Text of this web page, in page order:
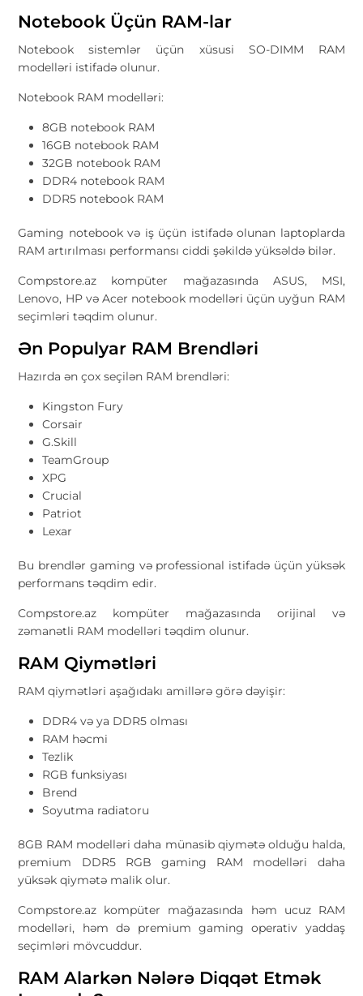
Notebook Üçün RAM-lar
Notebook sistemlər üçün xüsusi SO-DIMM RAM
modelləri istifadə olunur.
Notebook RAM modelləri:
8GB notebook RAM
16GB notebook RAM
32GB notebook RAM
DDR4 notebook RAM
DDR5 notebook RAM
Gaming notebook və iş üçün istifadə olunan laptoplarda
RAM artırılması performansı ciddi şəkildə yüksəldə bilər.
Compstore.az kompüter mağazasında ASUS, MSI,
Lenovo, HP və Acer notebook modelləri üçün uyğun RAM
seçimləri təqdim olunur.
Ən Populyar RAM Brendləri
Hazırda ən çox seçilən RAM brendləri:
Kingston Fury
Corsair
G.Skill
TeamGroup
XPG
Crucial
Patriot
Lexar
Bu brendlər gaming və professional istifadə üçün yüksək
performans təqdim edir.
Compstore.az kompüter mağazasında orijinal və
zəmanətli RAM modelləri təqdim olunur.
RAM Qiymətləri
RAM qiymətləri aşağıdakı amillərə görə dəyişir:
DDR4 və ya DDR5 olması
RAM həcmi
Tezlik
RGB funksiyası
Brend
Soyutma radiatoru
8GB RAM modelləri daha münasib qiymətə olduğu halda,
premium DDR5 RGB gaming RAM modelləri daha
yüksək qiymətə malik olur.
Compstore.az kompüter mağazasında həm ucuz RAM
modelləri, həm də premium gaming operativ yaddaş
seçimləri mövcuddur.
RAM Alarkən Nələrə Diqqət Etmək